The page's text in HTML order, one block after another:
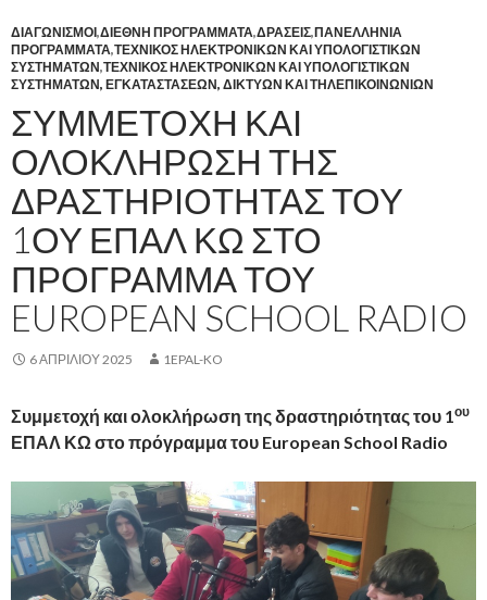
ΔΙΑΓΩΝΙΣΜΟΙ,ΔΙΕΘΝΗ ΠΡΟΓΡΑΜΜΑΤΑ,ΔΡΑΣΕΙΣ,ΠΑΝΕΛΛΗΝΙΑ
ΠΡΟΓΡΑΜΜΑΤΑ,ΤΕΧΝΙΚΟΣ ΗΛΕΚΤΡΟΝΙΚΩΝ ΚΑΙ ΥΠΟΛΟΓΙΣΤΙΚΩΝ
ΣΥΣΤΗΜΑΤΩΝ,ΤΕΧΝΙΚΟΣ ΗΛΕΚΤΡΟΝΙΚΩΝ ΚΑΙ ΥΠΟΛΟΓΙΣΤΙΚΩΝ
ΣΥΣΤΗΜΑΤΩΝ, ΕΓΚΑΤΑΣΤΑΣΕΩΝ, ΔΙΚΤΥΩΝ ΚΑΙ ΤΗΛΕΠΙΚΟΙΝΩΝΙΩΝ
ΣΥΜΜΕΤΟΧΉ ΚΑΙ
ΟΛΟΚΛΉΡΩΣΗ ΤΗΣ
ΔΡΑΣΤΗΡΙΌΤΗΤΑΣ ΤΟΥ
1ΟΥ ΕΠΑΛ ΚΩ ΣΤΟ
ΠΡΌΓΡΑΜΜΑ ΤΟΥ
EUROPEAN SCHOOL RADIO
6 ΑΠΡΙΛΊΟΥ 2025 1EPAL-KO
Συμμετοχή και ολοκλήρωση της δραστηριότητας του 1ου
ΕΠΑΛ ΚΩ στο πρόγραμμα του European School Radio